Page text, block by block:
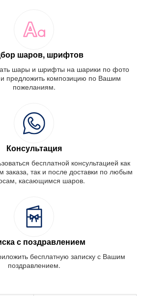
шаров, шрифтов
шары и шрифты на шарики по фото
предложить композицию по Вашим
пожеланиям.
Консультация
бесплатной консультацией как
так и после доставки по любым
касающимся шаров.
с поздравлением
бесплатную записку с Вашим
поздравлением.